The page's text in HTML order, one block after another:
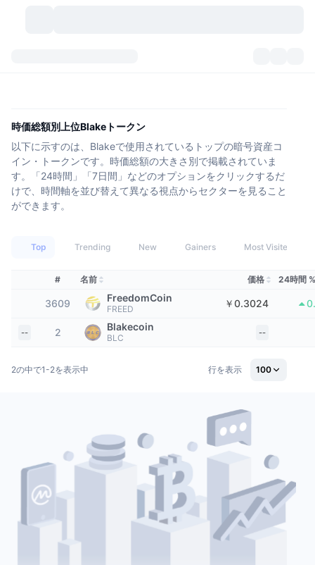
カテゴリー
過去のスナップショット
利回り
実世界資産
リーダーボード
トレンド
最近追加されたコイン
上昇率上位＆下落率上位
訪問数最多
市況概要
現物市場
ビットコイントレジャリー
BNBトレジャリー
取引所の流入/流出
アルトコインシーズンインデックス
市場サイクル指標
ビットコインのドミナンス
CoinMarketCap 20インデックス
シグナル New
人気急上昇
値上がり銘柄
ミームエクスプローラー
取引所
中央集権型取引所
デリバティブ
現物
デリバティブ
コミュニティ
トピック
ライブ
DEX API
ドキュメンテーション
プロダクト
コンバーター
CMC Max
トップニュース
時価総額別上位Blakeトークン
以下に示すのは、Blakeで使用されているトップの暗号資産コ
イン・トークンです。時価総額の大きさ別で掲載されていま
す。「24時間」「7日間」などのオプションをクリックするだ
けで、時間軸を並び替えて異なる視点からセクターを見ること
ができます。
Top Trending New Gainers Most Visited
# 名前 価格 24時間
3609 FreedomCoin
FREED ￥0.3024
-- 2 Blakecoin
BLC --
2の中で1-2を表示中 行を表示 100